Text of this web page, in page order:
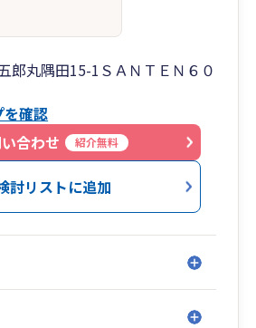
郎丸隅田15-1ＳＡＮＴＥＮ６０
確認
合わせ
紹介無料
討リストに追加